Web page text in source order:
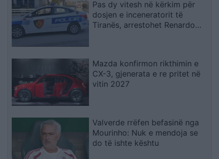
Pas dy vitesh në kërkim për
dosjen e inceneratorit të
Tiranës, arrestohet Renardo
Mazda konfirmon rikthimin e
CX-3, gjenerata e re pritet në
vitin 2027
Valverde rrëfen befasinë nga
Mourinho: Nuk e mendoja se
do të ishte kështu